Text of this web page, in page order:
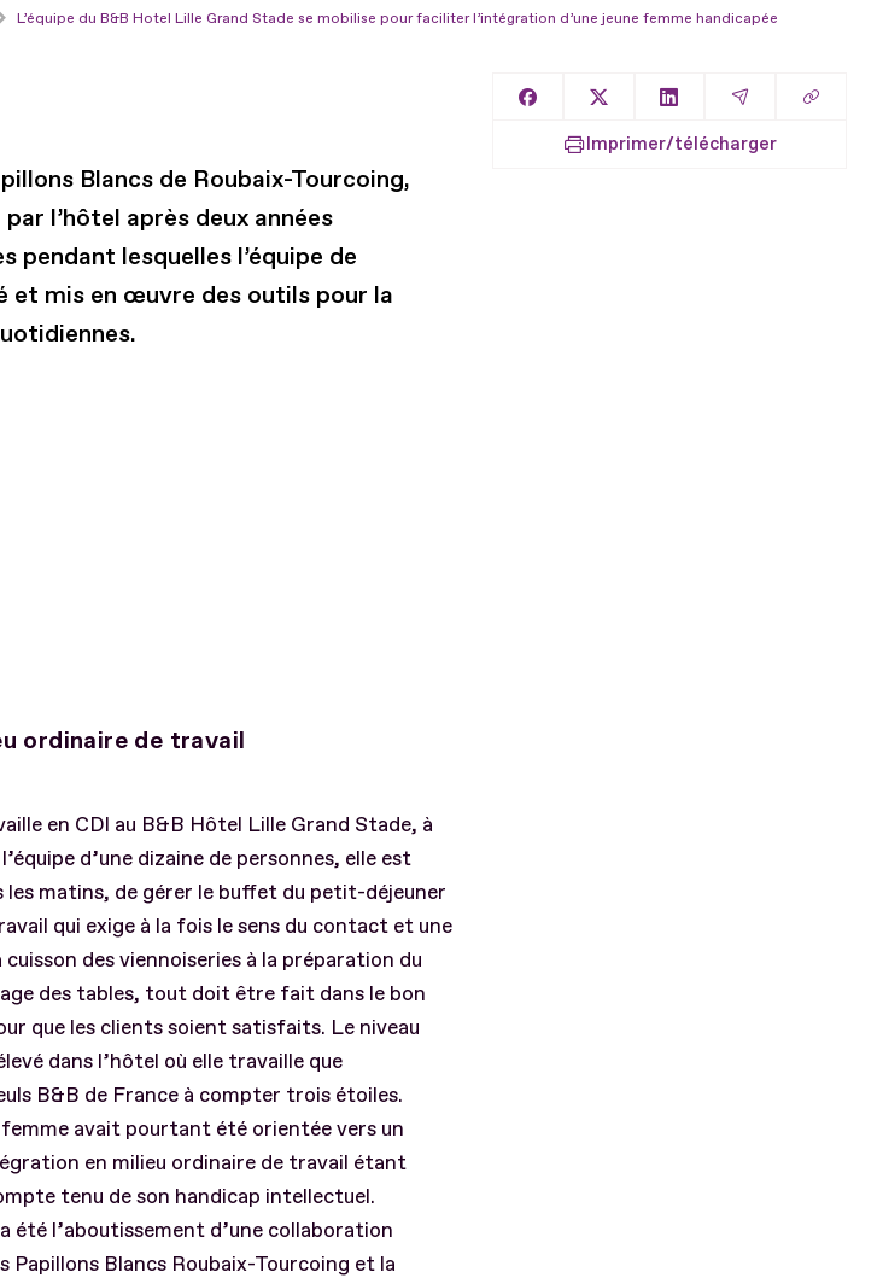
L’équipe du B&B Hotel Lille Grand Stade se mobilise pour faciliter l’intégration d’une jeune femme handicapée
Blancs de Roubaix-Tourcoing,
l’hôtel après deux années
pendant lesquelles l’équipe de
et mis en œuvre des outils pour la
ordinaire de travail
en CDI au B&B Hôtel Lille Grand Stade, à
d’une dizaine de personnes, elle est
matins, de gérer le buffet du petit-déjeuner
qui exige à la fois le sens du contact et une
des viennoiseries à la préparation du
des tables, tout doit être fait dans le bon
que les clients soient satisfaits. Le niveau
dans l’hôtel où elle travaille que
B&B de France à compter trois étoiles.
avait pourtant été orientée vers un
en milieu ordinaire de travail étant
tenu de son handicap intellectuel.
été l’aboutissement d’une collaboration
Blancs Roubaix-Tourcoing et la
Partager sur Facebook
Partager sur XPartager sur LinkedIn
Partager par
Copier
Imprimer/télécharger